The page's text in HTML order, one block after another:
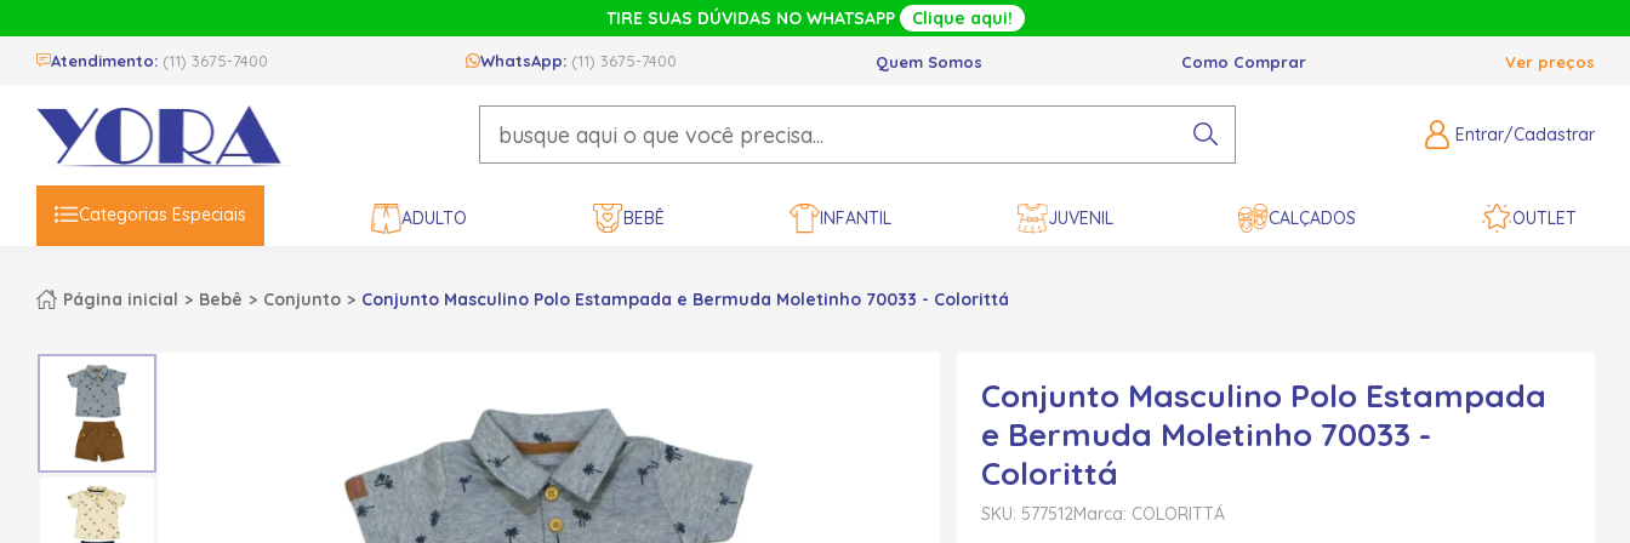
TIRE SUAS DÚVIDAS NO WHATSAPP Clique aqui!
Atendimento: (11) 3675-7400 WhatsApp: (11) 3675-7400 Quem Somos Como Comprar Ver preços
Entrar/Cadastrar
Categorias Especiais ADULTO BEBÊ INFANTIL JUVENIL CALÇADOS OUTLET
Página inicial Bebê Conjunto Conjunto Masculino Polo Estampada e Bermuda Moletinho 70033 - Colorittá
Conjunto Masculino Polo Estampada
e Bermuda Moletinho 70033 -
Colorittá
SKU: 577512Marca: COLORITTÁ